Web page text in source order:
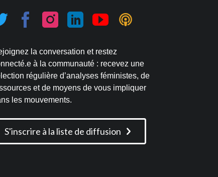
la conversation et restez
à la communauté : recevez une
régulière d’analyses féministes, de
et de moyens de vous impliquer
les mouvements.
S'inscrire à la liste de diffusion